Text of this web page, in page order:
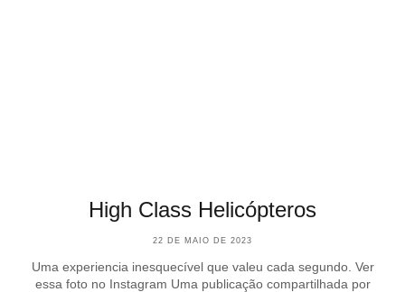
High Class Helicópteros
22 DE MAIO DE 2023
Uma experiencia inesquecível que valeu cada segundo. Ver
essa foto no Instagram Uma publicação compartilhada por